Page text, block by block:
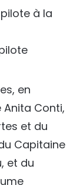
pilote à la
en
Conti,
et du
Capitaine
et du